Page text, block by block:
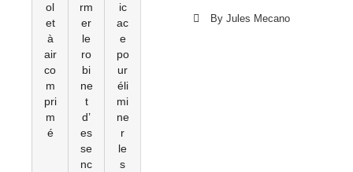
ol
et
à
air
co
m
pri
m
é
rm
er
le
ro
bi
ne
t
d’
es
se
nc
ic
ac
e
po
ur
éli
mi
ne
r
le
s
By Jules Mecano